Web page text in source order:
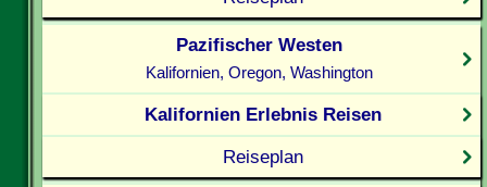
Pazifischer Westen
Kalifornien, Oregon, Washington
Kalifornien Erlebnis Reisen
Reiseplan